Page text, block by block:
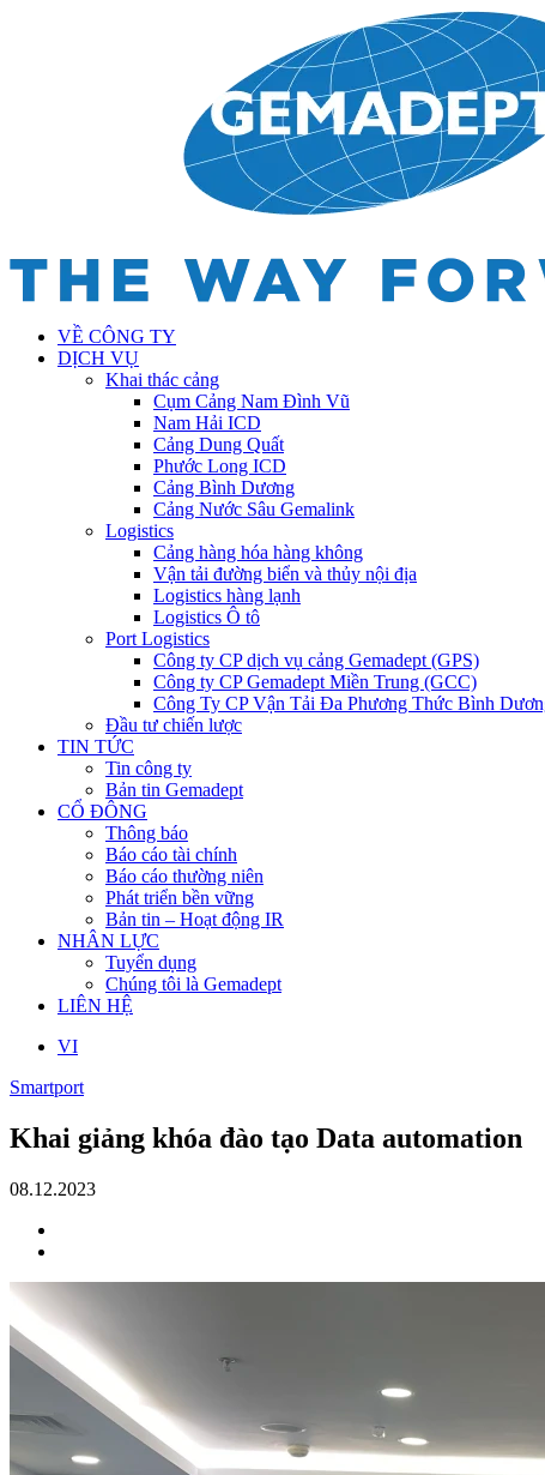
VỀ CÔNG TY
DỊCH VỤ
Khai thác cảng
Cụm Cảng Nam Đình Vũ
Nam Hải ICD
Cảng Dung Quất
Phước Long ICD
Cảng Bình Dương
Cảng Nước Sâu Gemalink
Logistics
Cảng hàng hóa hàng không
Vận tải đường biển và thủy nội địa
Logistics hàng lạnh
Logistics Ô tô
Port Logistics
Công ty CP dịch vụ cảng Gemadept (GPS)
Công ty CP Gemadept Miền Trung (GCC)
Công Ty CP Vận Tải Đa Phương Thức Bình
Đầu tư chiến lược
TIN TỨC
Tin công ty
Bản tin Gemadept
CỔ ĐÔNG
Thông báo
Báo cáo tài chính
Báo cáo thường niên
Phát triển bền vững
Bản tin – Hoạt động IR
NHÂN LỰC
Tuyển dụng
Chúng tôi là Gemadept
LIÊN HỆ
VI
Smartport
Khai giảng khóa đào tạo Data automation
08.12.2023